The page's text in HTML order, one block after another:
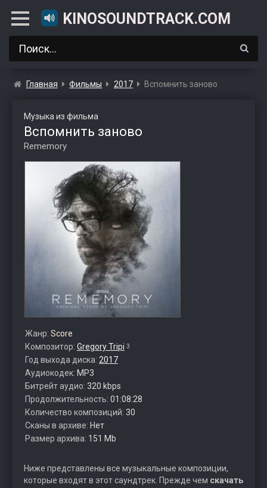
KINOSOUNDTRACK.COM
Главная Фильмы 2017 Вспомнить заново
Музыка из фильма
Вспомнить заново
Rememory
Жанр: Score
Композитор: Gregory Tripi 3
Год выхода диска: 2017
Аудиокодек: MP3
Битрейт аудио: 320 kbps
Продолжительность: 01:08:28
Количество композиций: 30
Сканы в архиве: Нет
Размер архива: 151 Mb
Ниже представлены все музыкальные композиции,
которые входят в этот саундтрек. Прежде чем скачать